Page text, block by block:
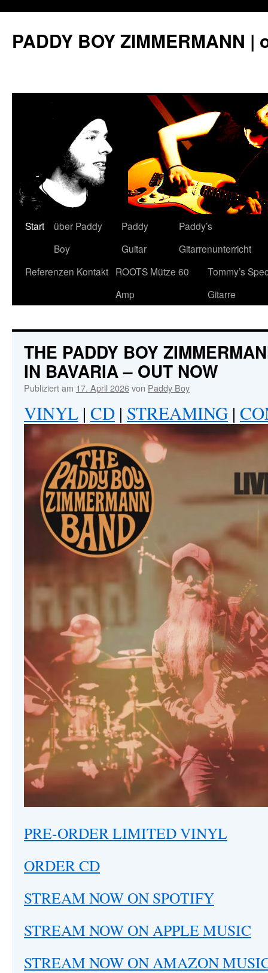
PADDY BOY ZIMMERMANN
Springe
Inhalt
Start
über Paddy
Boy
Paddy
Guitar
Paddy’s
Gitarrenunterricht
Referenzen Kontakt ROOTS Mütze 60
Amp
Tommy’s
Gitarre
THE PADDY BOY
IN BAVARIA – OUT NOW
Publiziert am 17. April 2026von Paddy Boy
VINYL | CD | STREAMING |
PRE-ORDER LIMITED VINYL
ORDER CD
STREAM NOW ON SPOTIFY
STREAM NOW ON APPLE MUSIC
STREAM NOW ON AMAZON